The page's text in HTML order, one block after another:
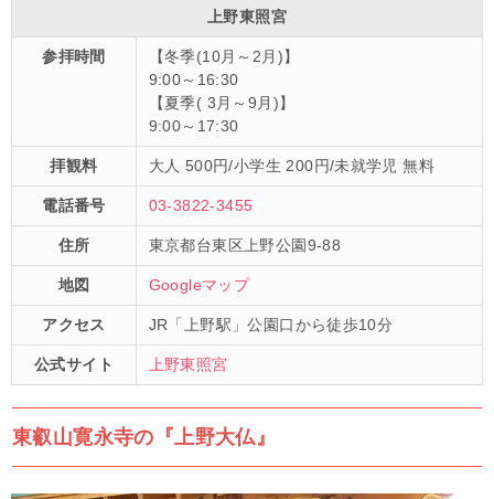
上野東照宮
参拝時間
【冬季(10月～2月)】
9:00～16:30
【夏季( 3月～9月)】
9:00～17:30
拝観料 大人 500円/小学生 200円/未就学児 無料
電話番号 03-3822-3455
住所 東京都台東区上野公園9-88
地図 Googleマップ
アクセス JR「上野駅」公園口から徒歩10分
公式サイト 上野東照宮
東叡山寛永寺の『上野大仏』